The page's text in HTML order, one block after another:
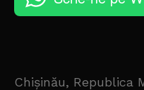
Chișinău, Republica